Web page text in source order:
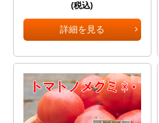
(税込)
詳細を見る